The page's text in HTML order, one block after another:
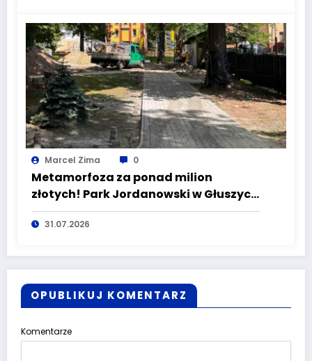
Marcel Zima 0
Metamorfoza za ponad milion
złotych! Park Jordanowski w Głuszycy
zmienia oblicze
31.07.2026
OPUBLIKUJ KOMENTARZ
Komentarze